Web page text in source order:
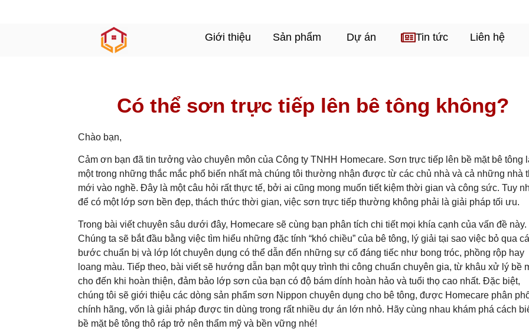
Giới thiệu Sản phẩm Dự án Tin tức Liên hệ
Có thể sơn trực tiếp lên bê tông không?
Chào bạn,
Cảm ơn bạn đã tin tưởng vào chuyên môn của Công ty TNHH Homecare. Sơn trực tiếp lên bề mặt bê tông
một trong những thắc mắc phổ biến nhất mà chúng tôi thường nhận được từ các chủ nhà và cả những nhà
mới vào nghề. Đây là một câu hỏi rất thực tế, bởi ai cũng mong muốn tiết kiệm thời gian và công sức. Tuy
để có một lớp sơn bền đẹp, thách thức thời gian, việc sơn trực tiếp thường không phải là giải pháp tối ưu.
Trong bài viết chuyên sâu dưới đây, Homecare sẽ cùng bạn phân tích chi tiết mọi khía cạnh của vấn đề này.
Chúng ta sẽ bắt đầu bằng việc tìm hiểu những đặc tính “khó chiều” của bê tông, lý giải tại sao việc bỏ qua
bước chuẩn bị và lớp lót chuyên dụng có thể dẫn đến những sự cố đáng tiếc như bong tróc, phồng rộp hay
loang màu. Tiếp theo, bài viết sẽ hướng dẫn bạn một quy trình thi công chuẩn chuyên gia, từ khâu xử lý bề
cho đến khi hoàn thiện, đảm bảo lớp sơn của bạn có độ bám dính hoàn hảo và tuổi thọ cao nhất. Đặc biệt,
chúng tôi sẽ giới thiệu các dòng sản phẩm sơn Nippon chuyên dụng cho bê tông, được Homecare phân
chính hãng, vốn là giải pháp được tin dùng trong rất nhiều dự án lớn nhỏ. Hãy cùng nhau khám phá cách
bề mặt bê tông thô ráp trở nên thẩm mỹ và bền vững nhé!